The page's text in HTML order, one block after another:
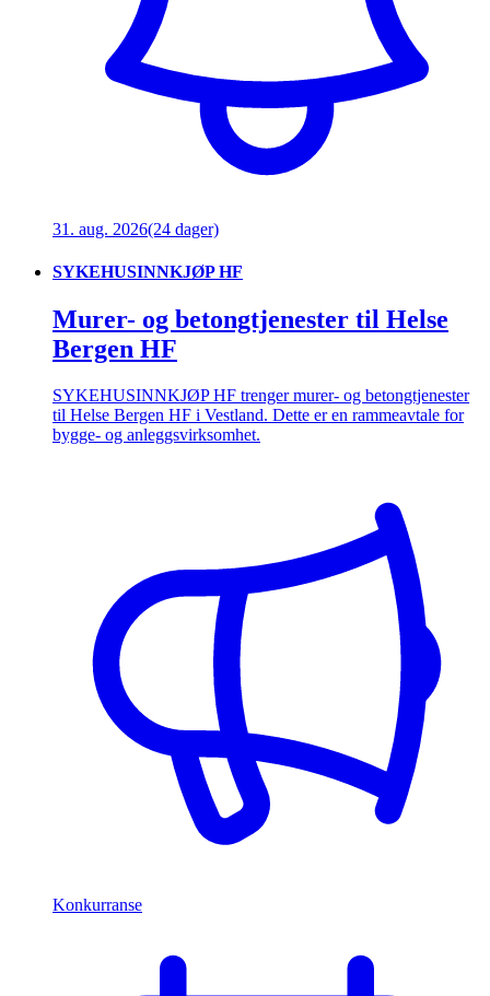
31. aug. 2026(24 dager)
SYKEHUSINNKJØP HF
Murer- og betongtjenester til Helse
Bergen HF
SYKEHUSINNKJØP HF trenger murer- og betongtjenester
til Helse Bergen HF i Vestland. Dette er en rammeavtale for
bygge- og anleggsvirksomhet.
Konkurranse